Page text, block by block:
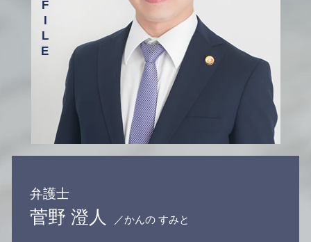
介護事故 相談 弁護士 新宿区
医療事故 相談 弁護士 渋谷区
労働問題 相談 弁護士 杉並区
弁護士
菅野 澄人 ／かんの すみと